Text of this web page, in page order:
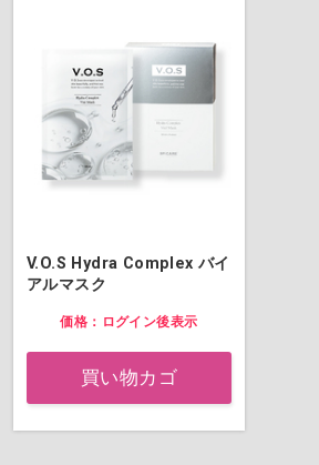
V.O.S Hydra Complex バイ
アルマスク
価格：ログイン後表示
買い物カゴ